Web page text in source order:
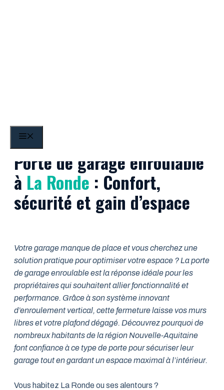
Porte de garage enroulable
à La Ronde : Confort,
sécurité et gain d’espace
Votre garage manque de place et vous cherchez une
solution pratique pour optimiser votre espace ? La porte
de garage enroulable est la réponse idéale pour les
propriétaires qui souhaitent allier fonctionnalité et
performance. Grâce à son système innovant
d’enroulement vertical, cette fermeture laisse vos murs
libres et votre plafond dégagé. Découvrez pourquoi de
nombreux habitants de la région Nouvelle-Aquitaine
font confiance à ce type de porte pour sécuriser leur
garage tout en gardant un espace maximal à l’intérieur.
Vous habitez La Ronde ou ses alentours ?